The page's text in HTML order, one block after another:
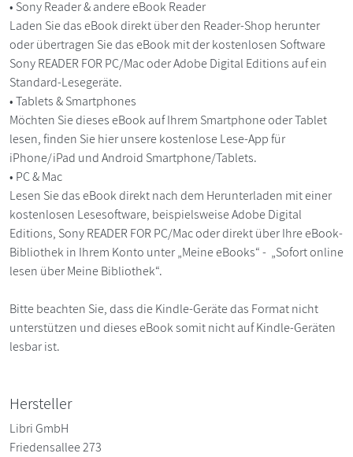
• Sony Reader & andere eBook Reader
Laden Sie das eBook direkt über den Reader-Shop herunter
oder übertragen Sie das eBook mit der kostenlosen Software
Sony READER FOR PC/Mac oder Adobe Digital Editions auf ein
Standard-Lesegeräte.
• Tablets & Smartphones
Möchten Sie dieses eBook auf Ihrem Smartphone oder Tablet
lesen, finden Sie hier unsere kostenlose Lese-App für
iPhone/iPad und Android Smartphone/Tablets.
• PC & Mac
Lesen Sie das eBook direkt nach dem Herunterladen mit einer
kostenlosen Lesesoftware, beispielsweise Adobe Digital
Editions, Sony READER FOR PC/Mac oder direkt über Ihre eBook-
Bibliothek in Ihrem Konto unter „Meine eBooks“ - „Sofort online
lesen über Meine Bibliothek“.
Bitte beachten Sie, dass die Kindle-Geräte das Format nicht
unterstützen und dieses eBook somit nicht auf Kindle-Geräten
lesbar ist.
Hersteller
Libri GmbH
Friedensallee 273